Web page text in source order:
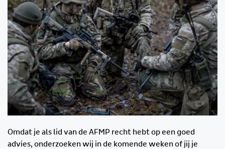
Omdat je als lid van de AFMP recht hebt op een goed
advies, onderzoeken wij in de komende weken of jij je